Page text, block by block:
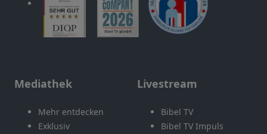
Mediathek
Mehr entdecken
Exklusiv
Livestream
Bibel TV
Bibel TV Impuls